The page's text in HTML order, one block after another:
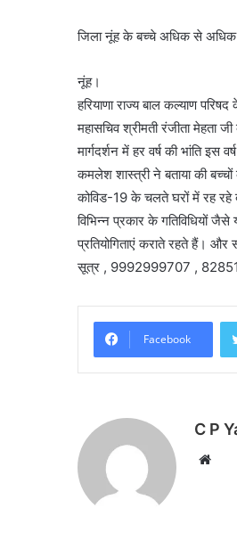
जिला नूंह के बच्चे अधिक से
नूंह।
हरियाणा राज्य बाल कल्याण
महासचिव श्रीमती रंजीता
मार्गदर्शन में हर वर्ष की भांति
कमलेश शास्त्री ने बताया की
कोविड-19 के चलते घरों में रह रहे
विभिन्न प्रकार के गतिविधियों
प्रतियोगिताएं कराते रहते हैं।
सूत्र , 9992999707 ,
Facebook
C P